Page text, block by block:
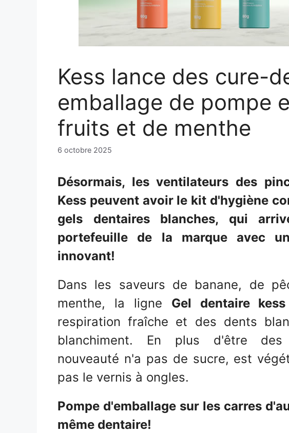
Kess lance des cure-
emballage de pompe
fruits et de menthe
6 octobre 2025
Désormais, les ventilateurs des
Kess peuvent avoir le kit d'hygiène
gels dentaires blanches, qui
portefeuille de la marque avec
innovant!
Dans les saveurs de banane, de
menthe, la ligne Gel dentaire
respiration fraîche et des dents
blanchiment. En plus d'être des
nouveauté n'a pas de sucre, est
pas le vernis à ongles.
Pompe d'emballage sur les carres
même dentaire!